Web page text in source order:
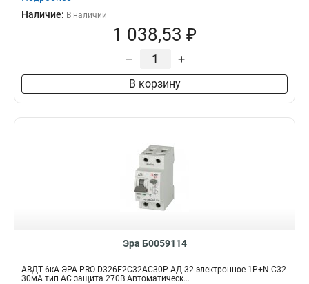
Наличие: В наличии
1 038,53 ₽
– +
В корзину
Эра Б0059114
АВДТ 6кА ЭРА PRO D326E2C32АC30P АД-32 электронное 1P+N C32
30мА тип АC защита 270В Автоматическ...